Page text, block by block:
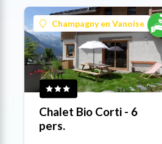
Champagny en Vanoise
Chalet Bio Corti - 6
pers.